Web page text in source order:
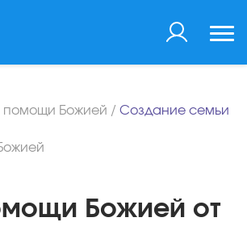
помощи Божией / Создание семьи
Божией от